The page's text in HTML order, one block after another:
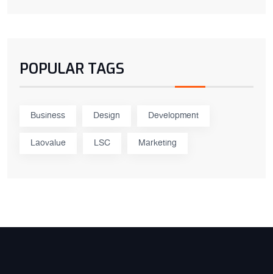
POPULAR TAGS
Business Design Development
Laovalue LSC Marketing